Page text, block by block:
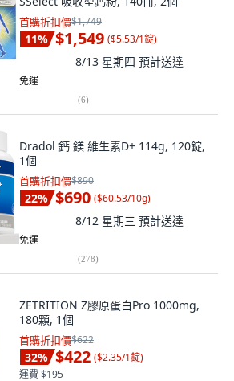
首購折扣價$1,749
11% $1,549 ($5.53/1錠)
8/13 星期四 預計送達
免運
(6)
Dradol 鈣 鎂 維生素D+ 114g, 120錠,
1個
首購折扣價$890
22% $690 ($60.53/10g)
8/12 星期三 預計送達
免運
(278)
ZETRITION Z膠原蛋白Pro 1000mg,
180顆, 1個
首購折扣價$622
32% $422 ($2.35/1錠)
運費 $195